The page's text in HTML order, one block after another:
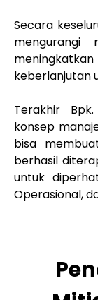
Secara
mengurangi
keberlanjutan
Terakhir
konsep
bisa
berhasil
untuk
Operasional,